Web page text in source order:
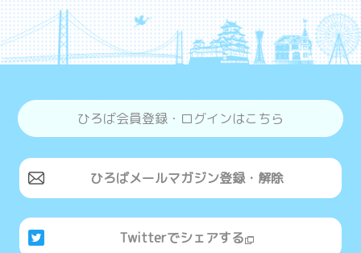
ひろば会員登録・ログインはこちら
ひろばメールマガジン登録・解除
Twitterでシェアする